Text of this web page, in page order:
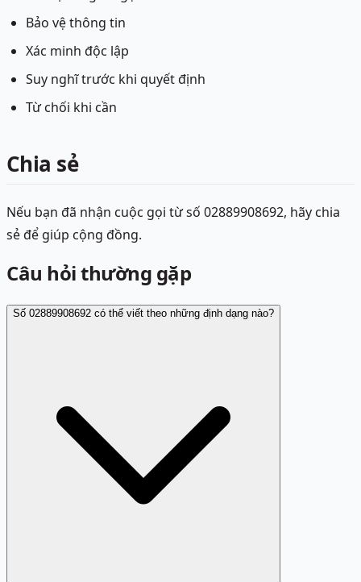
Bảo vệ thông tin
Xác minh độc lập
Suy nghĩ trước khi quyết định
Từ chối khi cần
Chia sẻ
Nếu bạn đã nhận cuộc gọi từ số 02889908692, hãy chia
sẻ để giúp cộng đồng.
Câu hỏi thường gặp
Số 02889908692 có thể viết theo những định dạng nào?